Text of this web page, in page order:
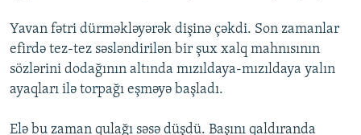
Yavan fətri dürməkləyərək dişinə çəkdi. Son zamanlar
efirdə tez-tez səsləndirilən bir şux xalq mahnısının
sözlərini dodağının altında mızıldaya-mızıldaya yalın
ayaqları ilə torpağı eşməyə başladı.
Elə bu zaman qulağı səsə düşdü. Başını qaldıranda